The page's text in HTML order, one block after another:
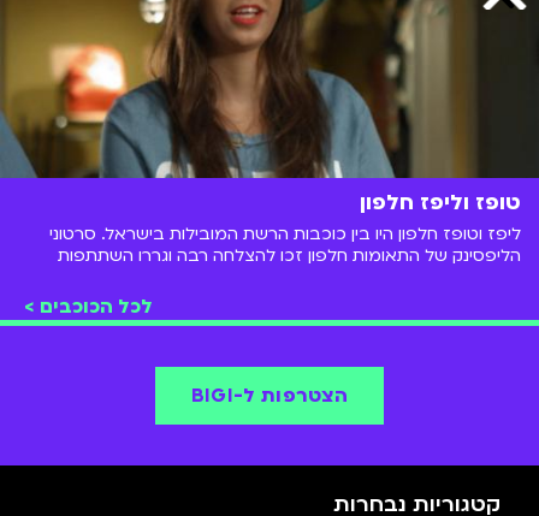
טופז וליפז חלפון
ליפז וטופז חלפון היו בין כוכבות הרשת המובילות בישראל. סרטוני
הליפסינק של התאומות חלפון זכו להצלחה רבה וגררו השתתפות
לכל הכוכבים >
הצטרפות ל-BIGI
קטגוריות נבחרות